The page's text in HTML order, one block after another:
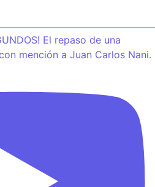
El repaso de una
mención a Juan Carlos Nani.